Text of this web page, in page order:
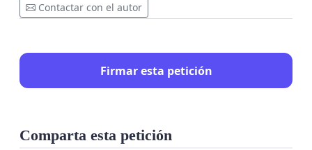
Contactar con el autor
Firmar esta petición
Comparta esta petición